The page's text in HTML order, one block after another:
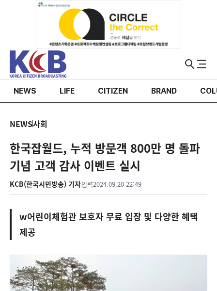
NEWS LIFE CITIZEN BRAND
NEWS사회
한국잡월드, 누적 방문객 800만 명 돌파
기념 고객 감사 이벤트 실시
KCB(한국시민방송) 기자입력2024.09.20 22:49
w어린이체험관 보호자 무료 입장 및 다양한 혜택
제공